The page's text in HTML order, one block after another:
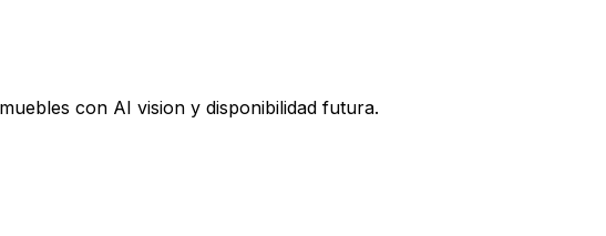
con AI vision y disponibilidad futura.